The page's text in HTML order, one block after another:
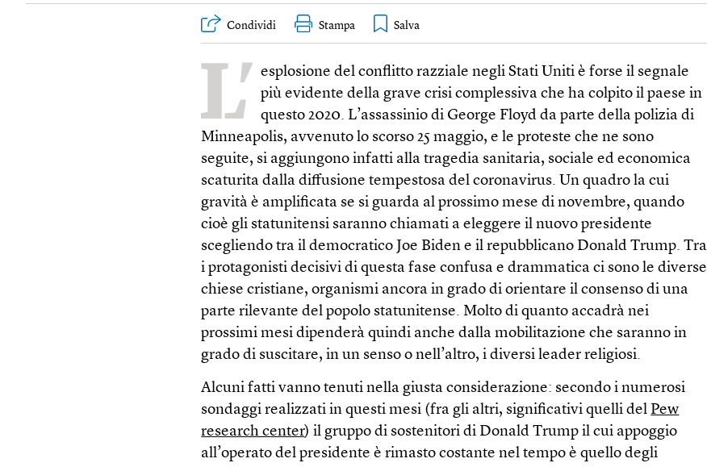
Condividi Stampa
L’ esplosione del conflitto razziale negli Stati Uniti è forse il segnale
più evidente della grave crisi complessiva che ha colpito il paese in
questo 2020. L’assassinio di George Floyd da parte della polizia di
Minneapolis, avvenuto lo scorso 25 maggio, e le proteste che ne sono
seguite, si aggiungono infatti alla tragedia sanitaria, sociale ed economica
scaturita dalla diffusione tempestosa del coronavirus. Un quadro la cui
gravità è amplificata se si guarda al prossimo mese di novembre, quando
cioè gli statunitensi saranno chiamati a eleggere il nuovo presidente
scegliendo tra il democratico Joe Biden e il repubblicano Donald Trump. Tra
i protagonisti decisivi di questa fase confusa e drammatica ci sono le diverse
chiese cristiane, organismi ancora in grado di orientare il consenso di una
parte rilevante del popolo statunitense. Molto di quanto accadrà nei
prossimi mesi dipenderà quindi anche dalla mobilitazione che saranno in
grado di suscitare, in un senso o nell’altro, i diversi leader religiosi.
Alcuni fatti vanno tenuti nella giusta considerazione: secondo i numerosi
sondaggi realizzati in questi mesi (fra gli altri, significativi quelli del Pew
research center) il gruppo di sostenitori di Donald Trump il cui appoggio
all’operato del presidente è rimasto costante nel tempo è quello degli